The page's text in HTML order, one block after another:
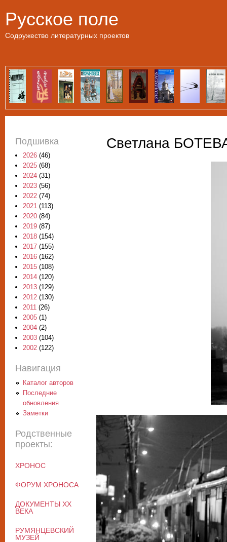
Русское поле
Содружество литературных проектов
Светлана
Подшивка
2026 (46)
2025 (68)
2024 (31)
2023 (56)
2022 (74)
2021 (113)
2020 (84)
2019 (87)
2018 (154)
2017 (155)
2016 (162)
2015 (108)
2014 (120)
2013 (129)
2012 (130)
2011 (26)
2005 (1)
2004 (2)
2003 (104)
2002 (122)
Навигация
Каталог авторов
Последние
обновления
Заметки
Родственные
проекты:
ХРОНОС
ФОРУМ ХРОНОСА
ДОКУМЕНТЫ XX
ВЕКА
РУМЯНЦЕВСКИЙ
МУЗЕЙ